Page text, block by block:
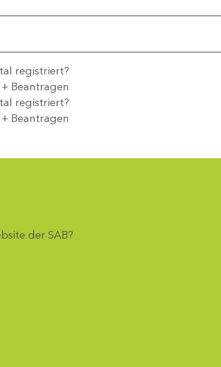
registriert?
Beantragen
registriert?
Beantragen
der SAB?